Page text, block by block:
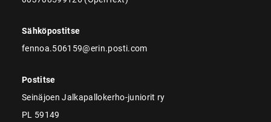
Sähköpostitse
fennoa.506159@erin.posti.com
Postitse
Seinäjoen Jalkapallokerho-juniorit ry
PL 59149